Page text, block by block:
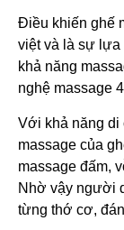
Điều khiến ghế
việt và là sự lựa
khả năng
nghệ massage
Với khả năng di
massage của
massage đấm,
Nhờ vậy người
từng thớ cơ,